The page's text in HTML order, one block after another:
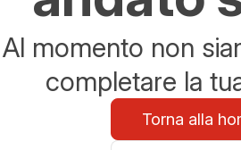
Al momento non
completare la
Torna alla